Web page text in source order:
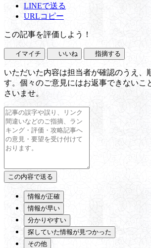
LINEで送る
URLコピー
この記事を評価しよう！
イマイチ いいね 指摘する
いただいた内容は担当者が確認のうえ、
す。個々のご意見にはお返事できないこ
さいませ。
情報が正確
情報が早い
分かりやすい
探していた情報が見つかった
その他